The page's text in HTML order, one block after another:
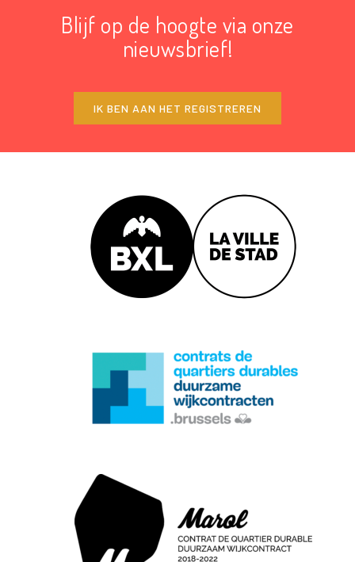
Blijf op de hoogte via onze
nieuwsbrief!
IK BEN AAN HET REGISTREREN